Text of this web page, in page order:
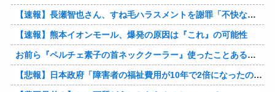
【速報】長瀬智也さん、すね毛ハラスメントを謝罪「不快な思いをさせて申し訳ありませんでした」
【速報】熊本イオンモール、爆発の原因は『これ』の可能性
お前ら『ペルチェ素子の首ネッククーラー』使ったことあるか？
【悲報】日本政府「障害者の福祉費用が10年で2倍になったので抑制します」